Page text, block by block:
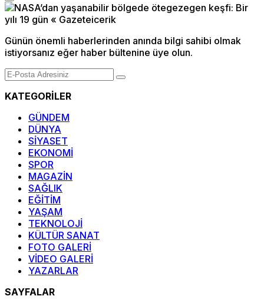
Günün önemli haberlerinden anında bilgi sahibi olmak
istiyorsanız eğer haber bültenine üye olun.
KATEGORİLER
GÜNDEM
DÜNYA
SİYASET
EKONOMİ
SPOR
MAGAZİN
SAĞLIK
EĞİTİM
YAŞAM
TEKNOLOJİ
KÜLTÜR SANAT
FOTO GALERİ
VİDEO GALERİ
YAZARLAR
SAYFALAR